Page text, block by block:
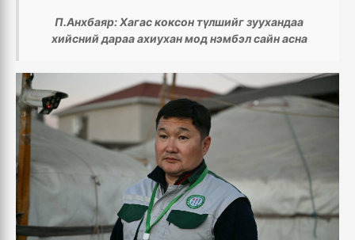
П.Анхбаяр: Хагас коксон түлшийг зуухандаа
хийсний дараа ахиухан мод нэмбэл сайн асна